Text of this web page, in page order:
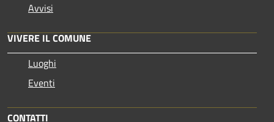
Avvisi
VIVERE IL COMUNE
Luoghi
Eventi
CONTATTI